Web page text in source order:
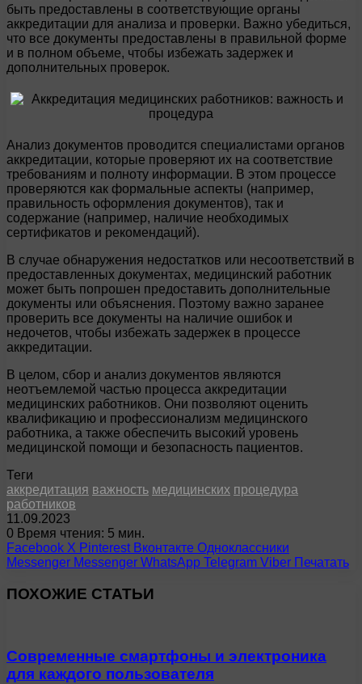
быть предоставлены в соответствующие органы
аккредитации для анализа и проверки. Важно убедиться,
что все документы предоставлены в правильной форме
и в полном объеме, чтобы избежать задержек и
дополнительных проверок.
Анализ документов проводится специалистами органов
аккредитации, которые проверяют их на соответствие
требованиям и полноту информации. В этом процессе
проверяются как формальные аспекты (например,
правильность оформления документов), так и
содержание (например, наличие необходимых
сертификатов и рекомендаций).
В случае обнаружения недостатков или несоответствий в
предоставленных документах, медицинский работник
может быть попрошен предоставить дополнительные
документы или объяснения. Поэтому важно заранее
проверить все документы на наличие ошибок и
недочетов, чтобы избежать задержек в процессе
аккредитации.
В целом, сбор и анализ документов являются
неотъемлемой частью процесса аккредитации
медицинских работников. Они позволяют оценить
квалификацию и профессионализм медицинского
работника, а также обеспечить высокий уровень
медицинской помощи и безопасность пациентов.
Теги
аккредитация важность медицинских процедура
работников
11.09.2023
0 Время чтения: 5 мин.
Facebook X Pinterest Вконтакте Одноклассники
Messenger Messenger WhatsApp Telegram Viber Печатать
ПОХОЖИЕ СТАТЬИ
Современные смартфоны и электроника
для каждого пользователя